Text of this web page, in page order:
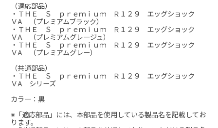
（適応部品）
・ＴＨＥ Ｓ ｐｒｅｍｉｕｍ Ｒ１２９ エッグショック
ＶA （プレミアムブラック）
・ＴＨＥ Ｓ ｐｒｅｍｉｕｍ Ｒ１２９ エッグショック
ＶA （プレミアムグレージュ）
・ＴＨＥ Ｓ ｐｒｅｍｉｕｍ Ｒ１２９ エッグショック
ＶA （プレミアムグレー）
（共通部品）
・ＴＨＥ Ｓ ｐｒｅｍｉｕｍ Ｒ１２９ エッグショック
ＶA シリーズ
カラー：黒
※「適応部品」には、本部品を使用している製品名を記載してお
ります。